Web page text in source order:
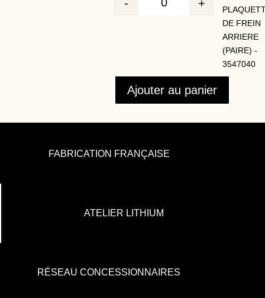
Quantité
- +
DE FREIN
ARRIERE
(PAIRE) -
3547040
Ajouter au panier
FABRICATION FRANÇAISE
ATELIER LITHIUM
RÉSEAU CONCESSIONNAIRES